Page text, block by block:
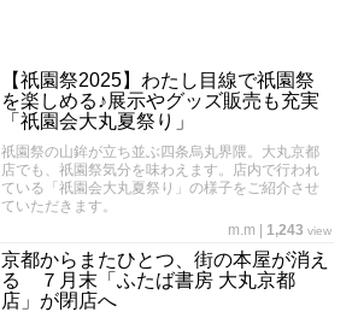
【祇園祭2025】わたし目線で祇園祭
を楽しめる♪展示やグッズ販売も充実
「祇園会大丸夏祭り」
祇園祭の山鉾が立ち並ぶ四条烏丸界隈。大丸京都
店でも、祇園祭気分を味わえます。店内で行われ
ている「祇園会大丸夏祭り」の様子をご紹介させ
ていただきます。
m.m
1,243 view
京都からまたひとつ、街の本屋が消え
る ７月末「ふたば書房 大丸京都
店」が閉店へ